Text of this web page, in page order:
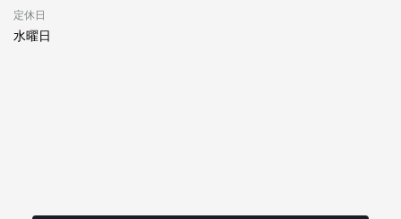
定休日
水曜日